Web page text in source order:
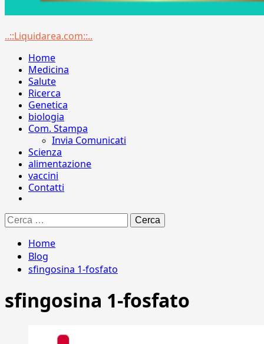
Menu
..::Liquidarea.com::..
Home
Medicina
Salute
Ricerca
Genetica
biologia
Com. Stampa
Invia Comunicati
Scienza
alimentazione
vaccini
Contatti
Ricerca
per:
Home
Blog
sfingosina 1-fosfato
sfingosina 1-fosfato